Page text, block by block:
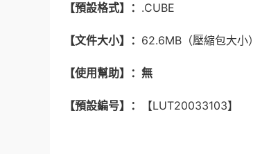
【預設格式】： .CUBE
【文件大小】： 62.6MB（壓縮包大小）
【使用幫助】：無
【預設編号】： 【LUT20033103】